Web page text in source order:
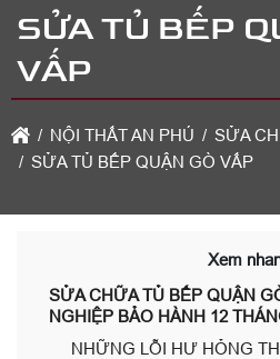
SỬA TỦ BẾP
VẤP
NỘI THẤT AN PHÚ
SỬA
SỬA TỦ BẾP QUẬN GÒ VẤP
Xem
SỬA CHỮA TỦ BẾP QUẬN
NGHIỆP BẢO HÀNH 12
NHỮNG LỖI HƯ HỎNG